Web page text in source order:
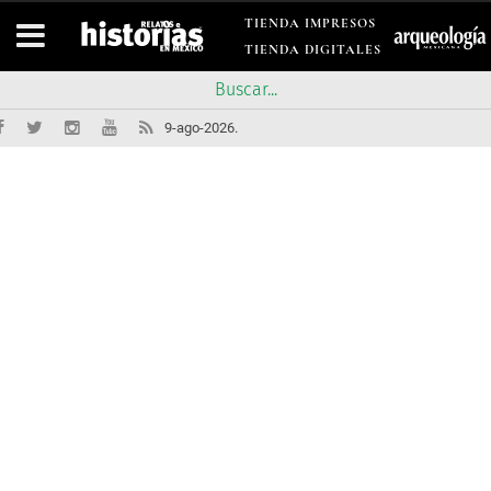
TIENDA IMPRESOS
TIENDA DIGITALES
9-ago-2026.